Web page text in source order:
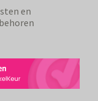
en